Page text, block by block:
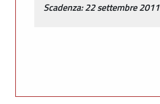
Scadenza: 22 settembre 2011